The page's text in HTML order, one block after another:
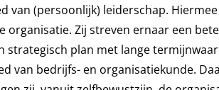
van (persoonlijk) leiderschap.
organisatie. Zij streven ernaar een
strategisch plan met lange
van bedrijfs- en organisatiekunde.